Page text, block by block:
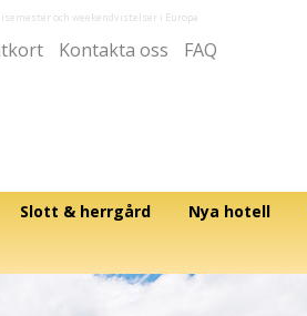
och weekendvistelser i Europa
Kontakta oss FAQ
Slott & herrgård Nya hotell